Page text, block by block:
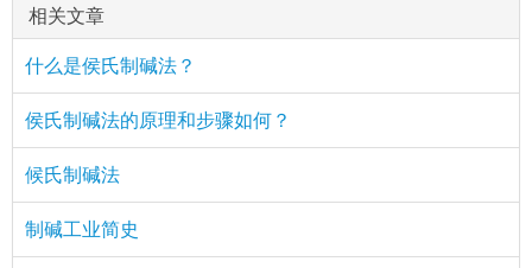
相关文章
什么是侯氏制碱法？
侯氏制碱法的原理和步骤如何？
候氏制碱法
制碱工业简史